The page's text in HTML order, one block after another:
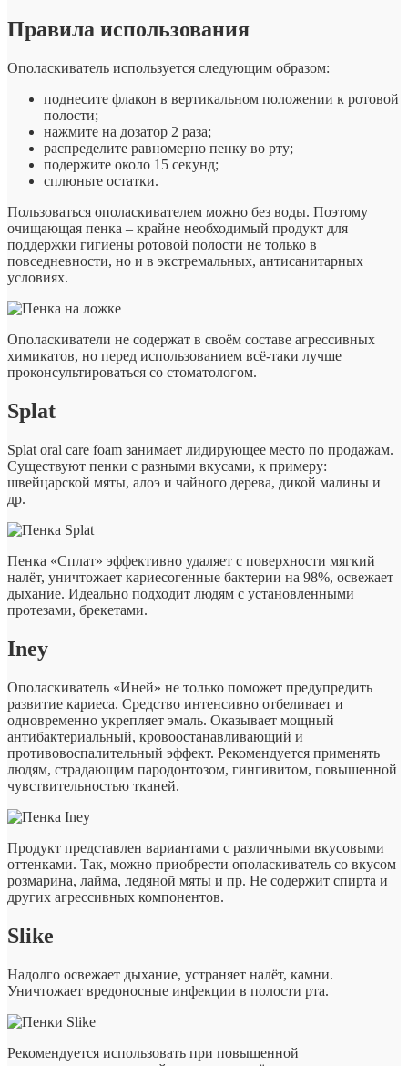
Правила использования
Ополаскиватель используется следующим образом:
поднесите флакон в вертикальном положении к ротовой
полости;
нажмите на дозатор 2 раза;
распределите равномерно пенку во рту;
подержите около 15 секунд;
сплюньте остатки.
Пользоваться ополаскивателем можно без воды. Поэтому
очищающая пенка – крайне необходимый продукт для
поддержки гигиены ротовой полости не только в
повседневности, но и в экстремальных, антисанитарных
условиях.
Ополаскиватели не содержат в своём составе агрессивных
химикатов, но перед использованием всё-таки лучше
проконсультироваться со стоматологом.
Splat
Splat oral care foam занимает лидирующее место по продажам.
Существуют пенки с разными вкусами, к примеру:
швейцарской мяты, алоэ и чайного дерева, дикой малины и
др.
Пенка «Сплат» эффективно удаляет с поверхности мягкий
налёт, уничтожает кариесогенные бактерии на 98%, освежает
дыхание. Идеально подходит людям с установленными
протезами, брекетами.
Iney
Ополаскиватель «Иней» не только поможет предупредить
развитие кариеса. Средство интенсивно отбеливает и
одновременно укрепляет эмаль. Оказывает мощный
антибактериальный, кровоостанавливающий и
противовоспалительный эффект. Рекомендуется применять
людям, страдающим пародонтозом, гингивитом, повышенной
чувствительностью тканей.
Продукт представлен вариантами с различными вкусовыми
оттенками. Так, можно приобрести ополаскиватель со вкусом
розмарина, лайма, ледяной мяты и пр. Не содержит спирта и
других агрессивных компонентов.
Slike
Надолго освежает дыхание, устраняет налёт, камни.
Уничтожает вредоносные инфекции в полости рта.
Рекомендуется использовать при повышенной